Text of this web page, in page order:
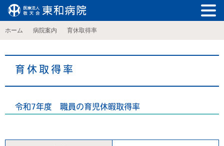
ホーム 病院案内 育休取得率
育休取得率
令和7年度 職員の育児休暇取得率